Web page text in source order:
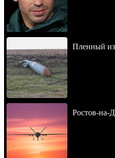
Пленный из
Ростов-на-